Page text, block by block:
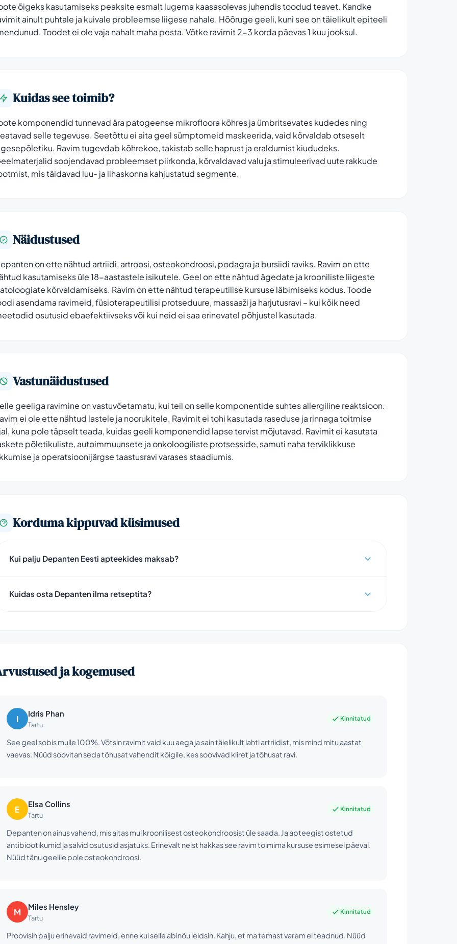
õigeks kasutamiseks peaksite esmalt lugema kaasasolevas juhendis toodud teavet. Kandke
ainult puhtale ja kuivale probleemse liigese nahale. Hõõruge geeli, kuni see on täielikult epiteeli
Toodet ei ole vaja nahalt maha pesta. Võtke ravimit 2-3 korda päevas 1 kuu jooksul.
Kuidas see toimib?
komponendid tunnevad ära patogeense mikrofloora kõhres ja ümbritsevates kudedes ning
selle tegevuse. Seetõttu ei aita geel sümptomeid maskeerida, vaid kõrvaldab otseselt
Ravim tugevdab kõhrekoe, takistab selle haprust ja eraldumist kiududeks.
soojendavad probleemset piirkonda, kõrvaldavad valu ja stimuleerivad uute rakkude
mis täidavad luu- ja lihaskonna kahjustatud segmente.
Näidustused
on ette nähtud artriidi, artroosi, osteokondroosi, podagra ja bursiidi raviks. Ravim on ette
kasutamiseks üle 18-aastastele isikutele. Geel on ette nähtud ägedate ja krooniliste liigeste
kõrvaldamiseks. Ravim on ette nähtud terapeutilise kursuse läbimiseks kodus. Toode
asendama ravimeid, füsioterapeutilisi protseduure, massaaži ja harjutusravi – kui kõik need
osutusid ebaefektiivseks või kui neid ei saa erinevatel põhjustel kasutada.
Vastunäidustused
geeliga ravimine on vastuvõetamatu, kui teil on selle komponentide suhtes allergiline reaktsioon.
ei ole ette nähtud lastele ja noorukitele. Ravimit ei tohi kasutada raseduse ja rinnaga toitmise
kuna pole täpselt teada, kuidas geeli komponendid lapse tervist mõjutavad. Ravimit ei kasutata
põletikuliste, autoimmuunsete ja onkoloogiliste protsesside, samuti naha terviklikkuse
ja operatsioonijärgse taastusravi varases staadiumis.
Korduma kippuvad küsimused
Kui palju Depanten Eesti apteekides maksab?
Kuidas osta Depanten ilma retseptita?
ja kogemused
I Idris Phan
Tartu
Kinnitatud
See geel sobis mulle 100%. Võtsin ravimit vaid kuu aega ja sain täielikult lahti artriidist, mis mind mitu aastat
vaevas. Nüüd soovitan seda tõhusat vahendit kõigile, kes soovivad kiiret ja tõhusat ravi.
E Elsa Collins
Tartu
Kinnitatud
Depanten on ainus vahend, mis aitas mul kroonilisest osteokondroosist üle saada. Ja apteegist ostetud
antibiootikumid ja salvid osutusid asjatuks. Erinevalt neist hakkas see ravim toimima kursuse esimesel päeval.
Nüüd tänu geelile pole osteokondroosi.
M Miles Hensley
Tartu
Kinnitatud
Proovisin palju erinevaid ravimeid, enne kui selle abinõu leidsin. Kahju, et ma temast varem ei teadnud. Nüüd